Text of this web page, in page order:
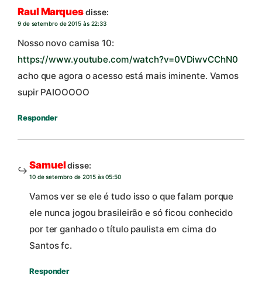
Raul Marquesdisse:
9 de setembro de 2015 às 22:33
Nosso novo camisa 10:
https://www.youtube.com/watch?v=0VDiwvCChN0
acho que agora o acesso está mais iminente. Vamos
supir PAIOOOOO
Responder
Samueldisse:
10 de setembro de 2015 às 05:50
Vamos ver se ele é tudo isso o que falam porque
ele nunca jogou brasileirão e só ficou conhecido
por ter ganhado o título paulista em cima do
Santos fc.
Responder